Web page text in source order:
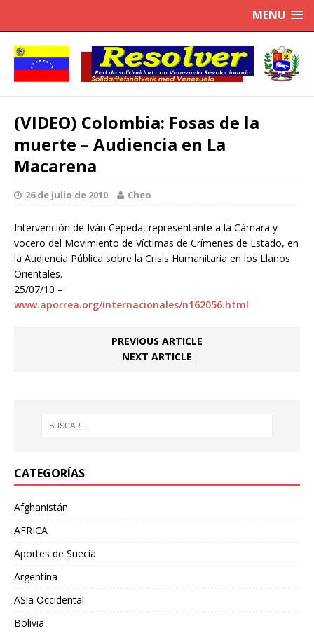
MENU
(VIDEO) Colombia: Fosas de la
muerte – Audiencia en La
Macarena
26 de julio de 2010 Cheo
Intervención de Iván Cepeda, representante a la Cámara y
vocero del Movimiento de Víctimas de Crímenes de Estado, en
la Audiencia Pública sobre la Crisis Humanitaria en los Llanos
Orientales.
25/07/10 –
www.aporrea.org/internacionales/n162056.html
PREVIOUS ARTICLE
NEXT ARTICLE
CATEGORÍAS
Afghanistán
AFRICA
Aportes de Suecia
Argentina
ASia Occidental
Bolivia